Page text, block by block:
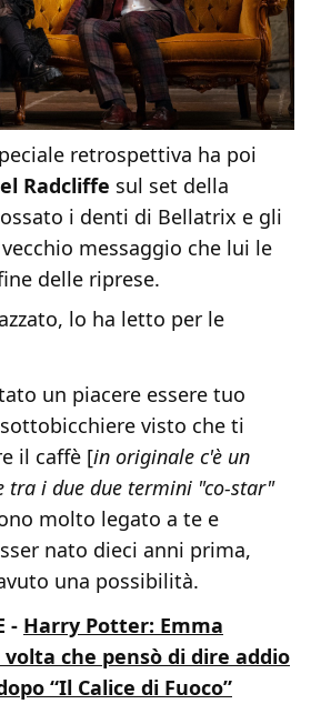
retrospettiva ha poi
Radcliffe sul set della
i denti di Bellatrix e gli
messaggio che lui le
delle riprese.
lo ha letto per le
un piacere essere tuo
visto che ti
il caffè [in originale c'è un
tra i due due termini "co-star"
molto legato a te e
nato dieci anni prima,
una possibilità.
- Harry Potter: Emma
che pensò di dire addio
“Il Calice di Fuoco”